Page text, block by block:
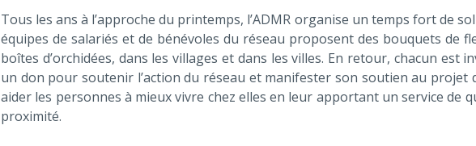
Tous les ans à l’approche du printemps, l’ADMR organise un temps fort de
équipes de salariés et de bénévoles du réseau proposent des bouquets de
boîtes d’orchidées, dans les villages et dans les villes. En retour, chacun est
un don pour soutenir l’action du réseau et manifester son soutien au projet
aider les personnes à mieux vivre chez elles en leur apportant un service de
proximité.